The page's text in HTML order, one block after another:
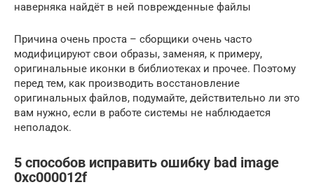
наверняка найдёт в ней поврежденные файлы
Причина очень проста – сборщики очень часто
модифицируют свои образы, заменяя, к примеру,
оригинальные иконки в библиотеках и прочее. Поэтому
перед тем, как производить восстановление
оригинальных файлов, подумайте, действительно ли это
вам нужно, если в работе системы не наблюдается
неполадок.
5 способов исправить ошибку bad image
0xc000012f